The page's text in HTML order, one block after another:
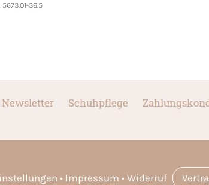
5673.01-36.5
Newsletter Schuhpflege
Impressum Widerruf